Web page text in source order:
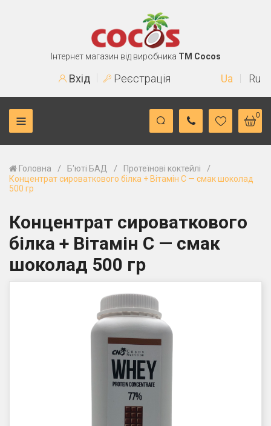
Інтернет магазин від виробника TM Cocos
Вхід Реєстрація Ua Ru
0
Головна / Б'юті БАД / Протеїнові коктейлі /
Концентрат сироваткового білка + Вітамін С — смак шоколад
500 гр
Концентрат сироваткового
білка + Вітамін С — смак
шоколад 500 гр